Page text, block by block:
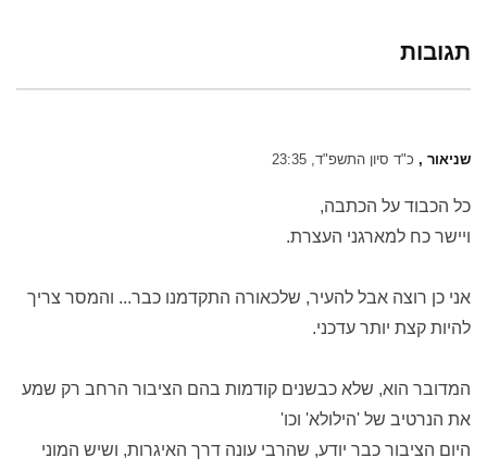
תגובות
שניאור , כ"ד סיון התשפ"ד, 23:35
כל הכבוד על הכתבה,
ויישר כח למארגני העצרת.
אני כן רוצה אבל להעיר, שלכאורה התקדמנו כבר... והמסר צריך
להיות קצת יותר עדכני.
המדובר הוא, שלא כבשנים קודמות בהם הציבור הרחב רק שמע
את הנרטיב של 'הילולא' וכו'
היום הציבור כבר יודע, שהרבי עונה דרך האיגרות, ושיש המוני